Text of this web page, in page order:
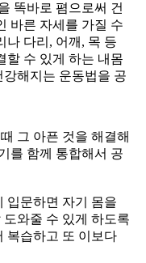
똑바로 폄으로써 건
바른 자세를 가질 수
나 다리, 어깨, 목 등
할 수 있게 하는 내몸
해지는 운동법을 공
그 아픈 것을 해결해
를 함께 통합해서 공
입문하면 자기 몸을
와줄 수 있게 하도록
복습하고 또 이보다